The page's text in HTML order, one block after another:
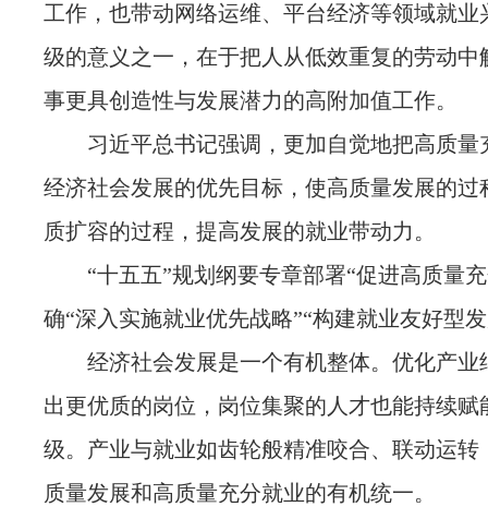
工作，也带动网络运维、平台经济等领域就业
级的意义之一，在于把人从低效重复的劳动中
事更具创造性与发展潜力的高附加值工作。
习近平总书记强调，更加自觉地把高质量
经济社会发展的优先目标，使高质量发展的过
质扩容的过程，提高发展的就业带动力。
“十五五”规划纲要专章部署“促进高质量
确“深入实施就业优先战略”“构建就业友好型
经济社会发展是一个有机整体。优化产业
出更优质的岗位，岗位集聚的人才也能持续赋
级。产业与就业如齿轮般精准咬合、联动运转
质量发展和高质量充分就业的有机统一。